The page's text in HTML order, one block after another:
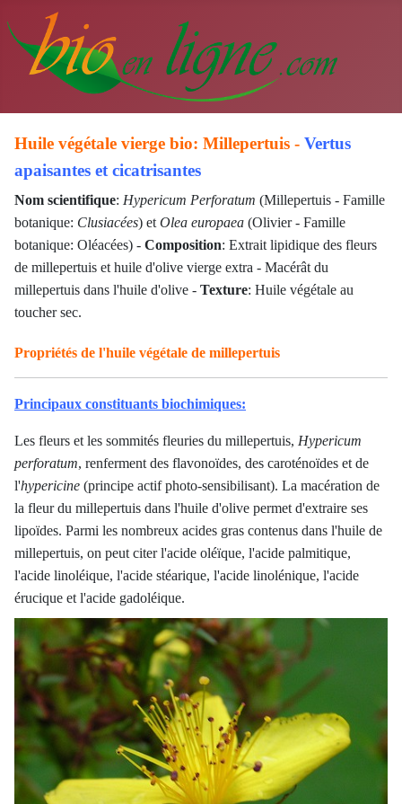
Huile végétale vierge bio: Millepertuis - Vertus
apaisantes et cicatrisantes
Nom scientifique: Hypericum Perforatum (Millepertuis - Famille
botanique: Clusiacées) et Olea europaea (Olivier - Famille
botanique: Oléacées) - Composition: Extrait lipidique des fleurs
de millepertuis et huile d'olive vierge extra - Macérât du
millepertuis dans l'huile d'olive - Texture: Huile végétale au
toucher sec.
Propriétés de l'huile végétale de millepertuis
Principaux constituants biochimiques:
Les fleurs et les sommités fleuries du millepertuis, Hypericum
perforatum, renferment des flavonoïdes, des caroténoïdes et de
l'hypericine (principe actif photo-sensibilisant). La macération de
la fleur du millepertuis dans l'huile d'olive permet d'extraire ses
lipoïdes. Parmi les nombreux acides gras contenus dans l'huile de
millepertuis, on peut citer l'acide oléïque, l'acide palmitique,
l'acide linoléique, l'acide stéarique, l'acide linolénique, l'acide
érucique et l'acide gadoléique.